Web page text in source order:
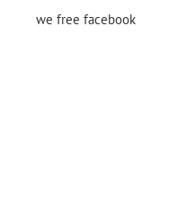
we free facebook